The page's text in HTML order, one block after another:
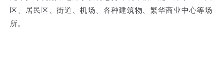
区、居民区、街道、机场、各种建筑物、繁华商业中心等场
所。